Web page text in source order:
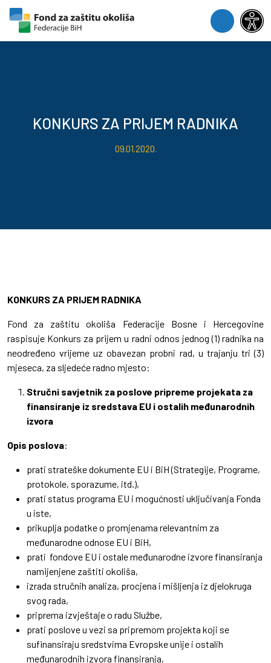
Skip to content
Skip to footer
Menu
KONKURS ZA PRIJEM RADNIKA
09.01.2020.
KONKURS ZA PRIJEM RADNIKA
Fond za zaštitu okoliša Federacije Bosne i Hercegovine
raspisuje Konkurs za prijem u radni odnos jednog (1) radnika na
neodređeno vrijeme uz obavezan probni rad, u trajanju tri (3)
mjeseca, za sljedeće radno mjesto:
Stručni savjetnik za poslove pripreme projekata za
finansiranje iz sredstava EU i ostalih međunarodnih
izvora
Opis poslova:
prati strateške dokumente EU i BiH (Strategije, Programe,
protokole, sporazume, itd.),
prati status programa EU i mogućnosti uključivanja Fonda
u iste,
prikuplja podatke o promjenama relevantnim za
međunarodne odnose EU i BiH,
prati fondove EU i ostale međunarodne izvore finansiranja
namijenjene zaštiti okoliša,
izrada stručnih analiza, procjena i mišljenja iz djelokruga
svog rada,
priprema izvještaje o radu Službe,
prati poslove u vezi sa pripremom projekta koji se
sufinansiraju sredstvima Evropske unije i ostalih
međunarodnih izvora finansiranja,